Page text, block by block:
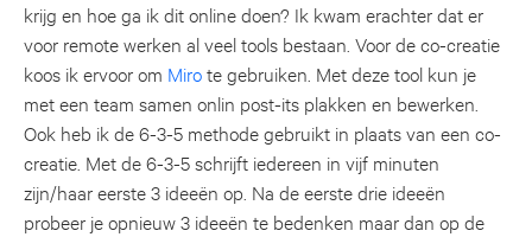
krijg en hoe ga ik dit online doen? Ik kwam erachter dat er
voor remote werken al veel tools bestaan. Voor de co-creatie
koos ik ervoor om Mirote gebruiken. Met deze tool kun je
met een team samen onlin post-its plakken en bewerken.
Ook heb ik de 6-3-5 methode gebruikt in plaats van een co-
creatie. Met de 6-3-5 schrijft iedereen in vijf minuten
zijn/haar eerste 3 ideeën op. Na de eerste drie ideeën
probeer je opnieuw 3 ideeën te bedenken maar dan op de